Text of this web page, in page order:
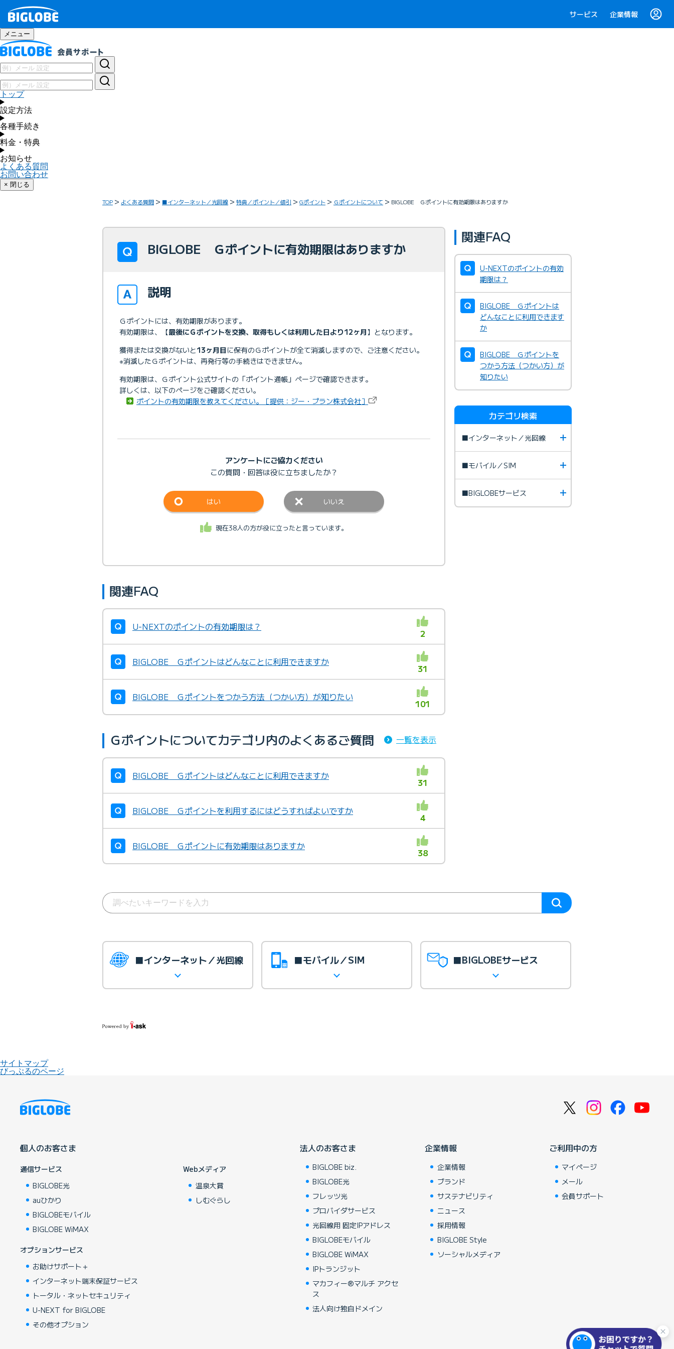
サービス 企業情報
メニュー
トップ
設定方法
各種手続き
料金・特典
お知らせ
よくある質問
お問い合わせ
× 閉じる
TOP よくある質問 ■インターネット／光回線 特典／ポイント／値引 Gポイント Ｇポイントについて BIGLOBE Ｇポイントに有効期限はありますか
BIGLOBE Ｇポイントに有効期限はありますか
説明
Ｇポイントには、有効期限があります。
有効期限は、【最後にＧポイントを交換、取得もしくは利用した日より12ヶ月】となります。
獲得または交換がないと13ヶ月目 に保有のＧポイントが全て消滅しますので、ご注意ください。
※消滅したＧポイントは、再発行等の手続きはできません。
有効期限は、Ｇポイント公式サイトの「ポイント通帳」ページで確認できます。
詳しくは、以下のページをご確認ください。
ポイントの有効期限を教えてください。［提供：ジー・プラン株式会社］
アンケートにご協力ください
この質問・回答は役に立ちましたか？
はい いいえ
現在38人の方が役に立ったと言っています。
関連FAQ
U-NEXTのポイントの有効期限は？
2
BIGLOBE Ｇポイントはどんなことに利用できますか
31
BIGLOBE Ｇポイントをつかう方法（つかい方）が知りたい
101
Ｇポイントについてカテゴリ内のよくあるご質問 一覧を表示
BIGLOBE Ｇポイントはどんなことに利用できますか
31
BIGLOBE Ｇポイントを利用するにはどうすればよいですか
4
BIGLOBE Ｇポイントに有効期限はありますか
38
関連FAQ
U-NEXTのポイントの有効
期限は？
BIGLOBE Ｇポイントは
どんなことに利用できます
か
BIGLOBE Ｇポイントを
つかう方法（つかい方）が
知りたい
カテゴリ検索
■インターネット／光回線
■モバイル／SIM
■BIGLOBEサービス
■インターネット／光回線 ■モバイル／SIM ■BIGLOBEサービス
サイトマップ
びっぷるのページ
個人のお客さま
通信サービス
BIGLOBE光
auひかり
BIGLOBEモバイル
BIGLOBE WiMAX
オプションサービス
お助けサポート＋
インターネット端末保証サービス
トータル・ネットセキュリティ
U-NEXT for BIGLOBE
その他オプション
Webメディア
温泉大賞
しむぐらし
法人のお客さま
BIGLOBE biz.
BIGLOBE光
フレッツ光
プロバイダサービス
光回線用 固定IPアドレス
BIGLOBEモバイル
BIGLOBE WiMAX
IPトランジット
マカフィー®マルチ アクセ
ス
法人向け独自ドメイン
企業情報
企業情報
ブランド
サステナビリティ
ニュース
採用情報
BIGLOBE Style
ソーシャルメディア
ご利用中の方
マイページ
メール
会員サポート